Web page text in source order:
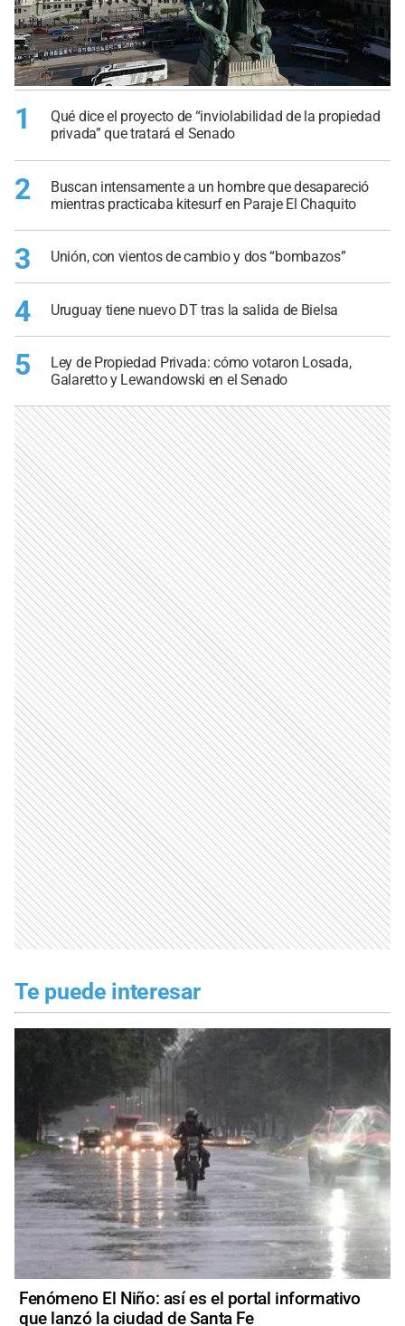
1
Qué dice el proyecto de “inviolabilidad de la propiedad
privada” que tratará el Senado
2
Buscan intensamente a un hombre que desapareció
mientras practicaba kitesurf en Paraje El Chaquito
3 Unión, con vientos de cambio y dos “bombazos”
4 Uruguay tiene nuevo DT tras la salida de Bielsa
5
Ley de Propiedad Privada: cómo votaron Losada,
Galaretto y Lewandowski en el Senado
Te puede interesar
Fenómeno El Niño: así es el portal informativo
que lanzó la ciudad de Santa Fe